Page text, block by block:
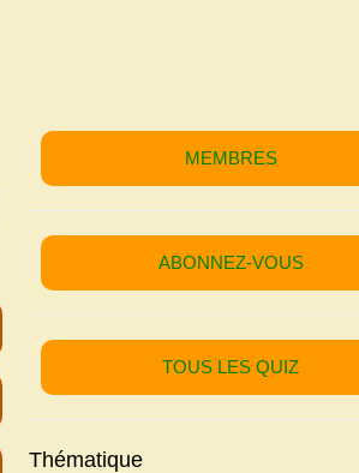
MEMBRES
ABONNEZ-VOUS
TOUS LES QUIZ
Thématique